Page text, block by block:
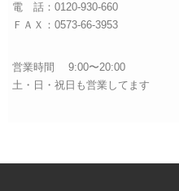
電 話：0120-930-660
ＦＡＸ：0573-66-3953
営業時間 9:00〜20:00
土・日・祝日も営業してます